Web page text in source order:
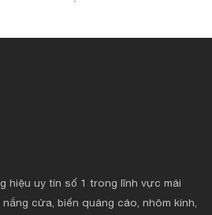
hiệu uy tín số 1 trong lĩnh vực mái
cửa, biển quảng cáo, nhôm kính,